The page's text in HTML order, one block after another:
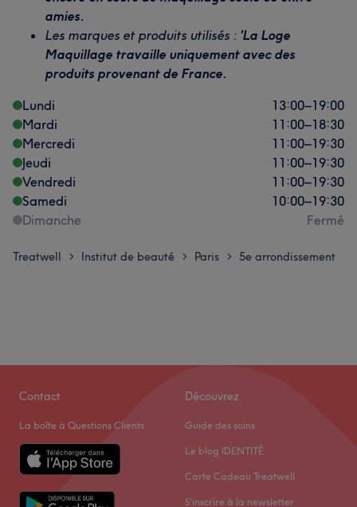
amies.
Les marques et produits utilisés : 'La Loge
Maquillage travaille uniquement avec des
produits provenant de France.
Lundi
13:00–19:00
Mardi
11:00–18:30
Mercredi
11:00–19:30
Jeudi
11:00–19:30
Vendredi
11:00–19:30
Samedi
10:00–19:30
Dimanche
Fermé
Treatwell > Institut de beauté > Paris > 5e arrondissement
Contact
La boîte à Questions Clients
Découvrez
Guide des soins
Le blog IDENTITÉ
Carte Cadeau Treatwell
S'inscrire à la newsletter